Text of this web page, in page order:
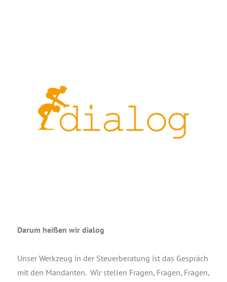
Dar­um hei­ßen wir dialog
Unser Werk­zeug in der Steu­er­be­ra­tung ist das Gespräch
mit den Man­dan­ten. Wir stel­len Fra­gen, Fra­gen, Fra­gen,